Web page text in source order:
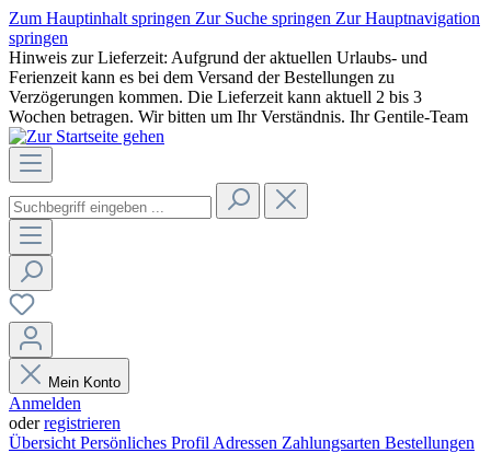
Zum Hauptinhalt springen Zur Suche springen Zur Hauptnavigation
springen
Hinweis zur Lieferzeit: Aufgrund der aktuellen Urlaubs- und
Ferienzeit kann es bei dem Versand der Bestellungen zu
Verzögerungen kommen. Die Lieferzeit kann aktuell 2 bis 3
Wochen betragen. Wir bitten um Ihr Verständnis. Ihr Gentile-Team
Mein Konto
Anmelden
oderregistrieren
Übersicht Persönliches Profil Adressen Zahlungsarten Bestellungen